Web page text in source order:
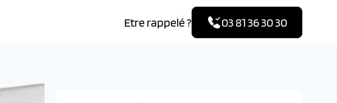
Etre rappelé ? 03 81 36 30 30